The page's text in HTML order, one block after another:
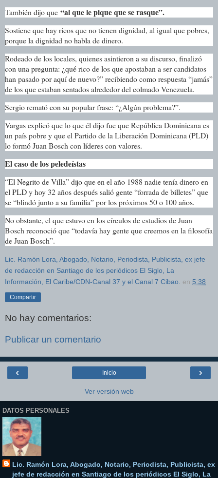
También dijo que “al que le pique que se rasque”.
Sostiene que hay ricos que no tienen dignidad, al igual que pobres,
porque la dignidad no habla de dinero.
Rodeado de los locales, quienes asintieron a su discurso, finalizó
con una pregunta: ¿qué rico de los que apostaban a ser candidatos
han pasado por aquí de nuevo?” recibiendo como respuesta “jamás”
de los que estaban sentados alrededor del colmado Venezuela.
Sergio remató con su popular frase: “¿Algún problema?”.
Vargas explicó que lo que él dijo fue que República Dominicana es
un país pobre y que el Partido de la Liberación Dominicana (PLD)
lo formó Juan Bosch con líderes con valores.
El caso de los peledeístas
“El Negrito de Villa” dijo que en el año 1988 nadie tenía dinero en
el PLD y hoy 32 años después salió gente “forrada de billetes” que
se “blindó junto a su familia” por los próximos 50 o 100 años.
No obstante, el que estuvo en los círculos de estudios de Juan
Bosch reconoció que “todavía hay gente que creemos en la filosofía
de Juan Bosch”.
Lic. Ramón Lora, Abogado, Notario, Periodista, Publicista, ex jefe
de redacción en Santiago de los periódicos El Siglo, La
Información, El Caribe/CDN-Canal 37 y el Canal 7 Cibao. en 5:38
Compartir
No hay comentarios:
Publicar un comentario
‹ ›
Inicio
Ver versión web
DATOS PERSONALES
Lic. Ramón Lora, Abogado, Notario, Periodista, Publicista, ex
jefe de redacción en Santiago de los periódicos El Siglo, La